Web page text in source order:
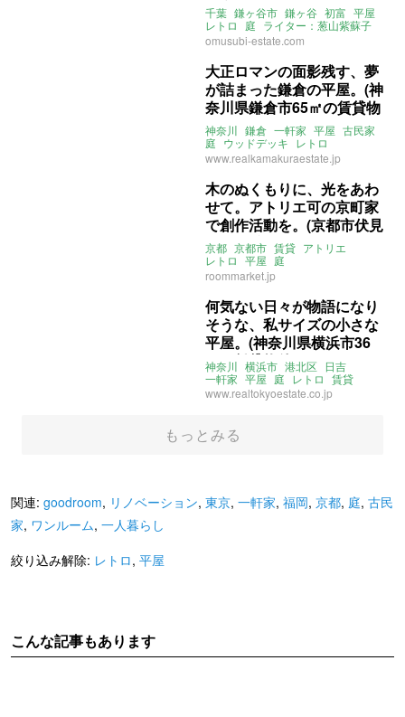
谷市54㎡の売買物件)
千葉 鎌ヶ谷市 鎌ヶ谷 初富 平屋
レトロ
庭 ライター：葱山紫蘇子
omusubi不動産 売買
omusubi-estate.com
大正ロマンの面影残す、夢
が詰まった鎌倉の平屋。(神
奈川県鎌倉市65㎡の賃貸物
件)
神奈川 鎌倉 一軒家 平屋 古民家
庭 ウッドデッキ レトロ
リノベーション 賃貸
www.realkamakuraestate.jp
木のぬくもりに、光をあわ
せて。アトリエ可の京町家
で創作活動を。(京都市伏見
区の賃貸物件)
京都 京都市 賃貸 アトリエ
レトロ 平屋 庭
ライター：くまのなな
ルームマーケット
roommarket.jp
何気ない日々が物語になり
そうな、私サイズの小さな
平屋。(神奈川県横浜市36
㎡の賃貸物件)
神奈川 横浜市 港北区
日吉
一軒家 平屋 庭 レトロ 賃貸
www.realtokyoestate.co.jp
もっとみる
関連: goodroom, リノベーション, 東京, 一軒家, 福岡, 京都, 庭, 古民
家, ワンルーム, 一人暮らし
絞り込み解除: レトロ, 平屋
こんな記事もあります